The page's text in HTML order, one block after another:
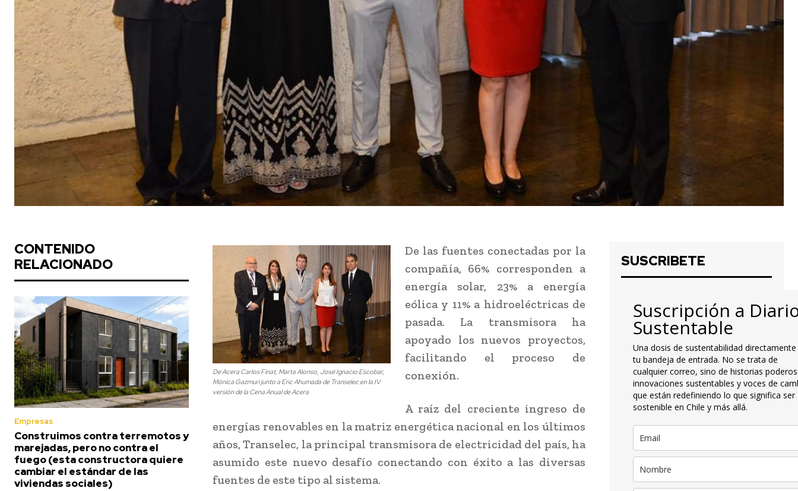
CONTENIDO
RELACIONADO
Empresas
Construimos contra terremotos y
marejadas, pero no contra el
fuego (esta constructora quiere
cambiar el estándar de las
viviendas sociales)
De Acera Carlos Finat, Marta Alonso, José Ignacio Escobar,
Mónica Gazmuri junto a Eric Ahumada de Transelec en la IV
versión de la Cena Anual de Acera
De las fuentes conectadas por la
compañía, 66% corresponden a
energía solar, 23% a energía
eólica y 11% a hidroeléctricas de
pasada. La transmisora ha
apoyado los nuevos proyectos,
facilitando el proceso de
conexión.
A raíz del creciente ingreso de
energías renovables en la matriz energética nacional en los últimos
años, Transelec, la principal transmisora de electricidad del país, ha
asumido este nuevo desafío conectando con éxito a las diversas
fuentes de este tipo al sistema.
SUSCRIBETE
Suscripción a
Sustentable
Una dosis de sustentabilidad
tu bandeja de entrada. No se trata de
cualquier correo, sino de historias
innovaciones sustentables y voces de
que están redefiniendo lo que significa ser
sostenible en Chile y más allá.